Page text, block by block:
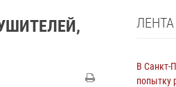
В Санкт-
попытку